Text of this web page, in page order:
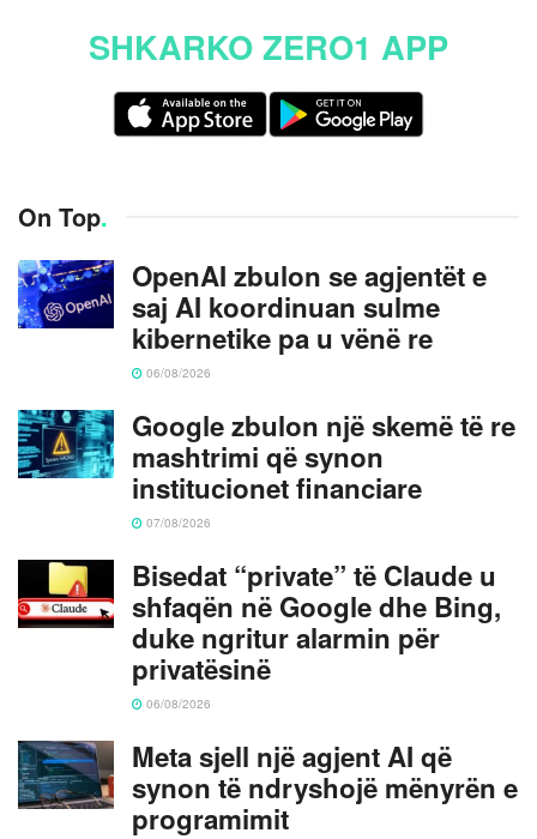
SHKARKO ZERO1 APP
On Top.
OpenAI zbulon se agjentët e
saj AI koordinuan sulme
kibernetike pa u vënë re
06/08/2026
Google zbulon një skemë të re
mashtrimi që synon
institucionet financiare
07/08/2026
Bisedat “private” të Claude u
shfaqën në Google dhe Bing,
duke ngritur alarmin për
privatësinë
06/08/2026
Meta sjell një agjent AI që
synon të ndryshojë mënyrën e
programimit